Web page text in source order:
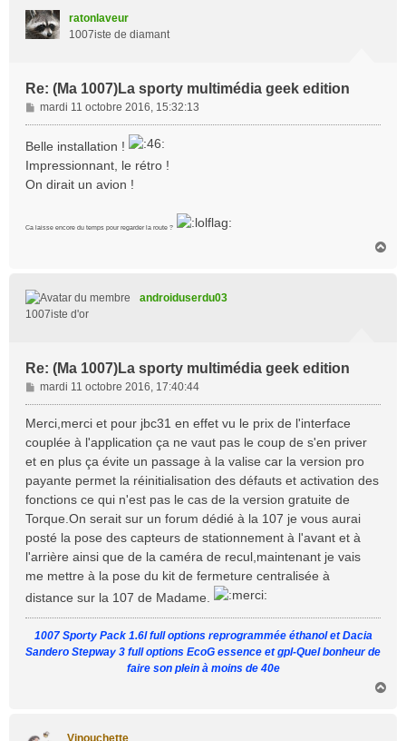
ratonlaveur
1007iste de diamant
Re: (Ma 1007)La sporty multimédia geek edition
M
e
s
a
g
mardi 11 octobre 2016, 15:32:13
Belle installation !
Impressionnant, le rétro !
On dirait un avion !
Ca laisse encore du temps pour regarder la route ?
androiduserdu03
1007iste d'or
Re: (Ma 1007)La sporty multimédia geek edition
M
e
a
g
e
mardi 11 octobre 2016, 17:40:44
Merci,merci et pour jbc31 en effet vu le prix de l'interface
couplée à l'application ça ne vaut pas le coup de s'en priver
et en plus ça évite un passage à la valise car la version pro
payante permet la réinitialisation des défauts et activation des
fonctions ce qui n'est pas le cas de la version gratuite de
Torque.On serait sur un forum dédié à la 107 je vous aurai
posté la pose des capteurs de stationnement à l'avant et à
l'arrière ainsi que de la caméra de recul,maintenant je vais
me mettre à la pose du kit de fermeture centralisée à
distance sur la 107 de Madame.
1007 Sporty Pack 1.6l full options reprogrammée éthanol et Dacia
Sandero Stepway 3 full options EcoG essence et gpl-Quel bonheur de
faire son plein à moins de 40e
Vinouchette